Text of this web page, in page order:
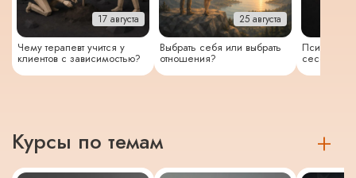
17 августа
Чему терапевт учится у
клиентов с зависимостью?
25 августа
Выбрать себя или выбрать
отношения? сессия и
Курсы по темам